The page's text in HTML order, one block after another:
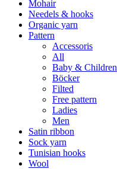
Mohair
Needels & hooks
Organic yarn
Pattern
Accessoris
All
Baby & Children
Böcker
Filted
Free pattern
Ladies
Men
Satin ribbon
Sock yarn
Tunisian hooks
Wool